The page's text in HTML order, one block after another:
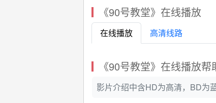
《90号教堂》在线播放
在线播放 高清线路
《90号教堂》在线播放帮
影片介绍中含HD为高清，BD为